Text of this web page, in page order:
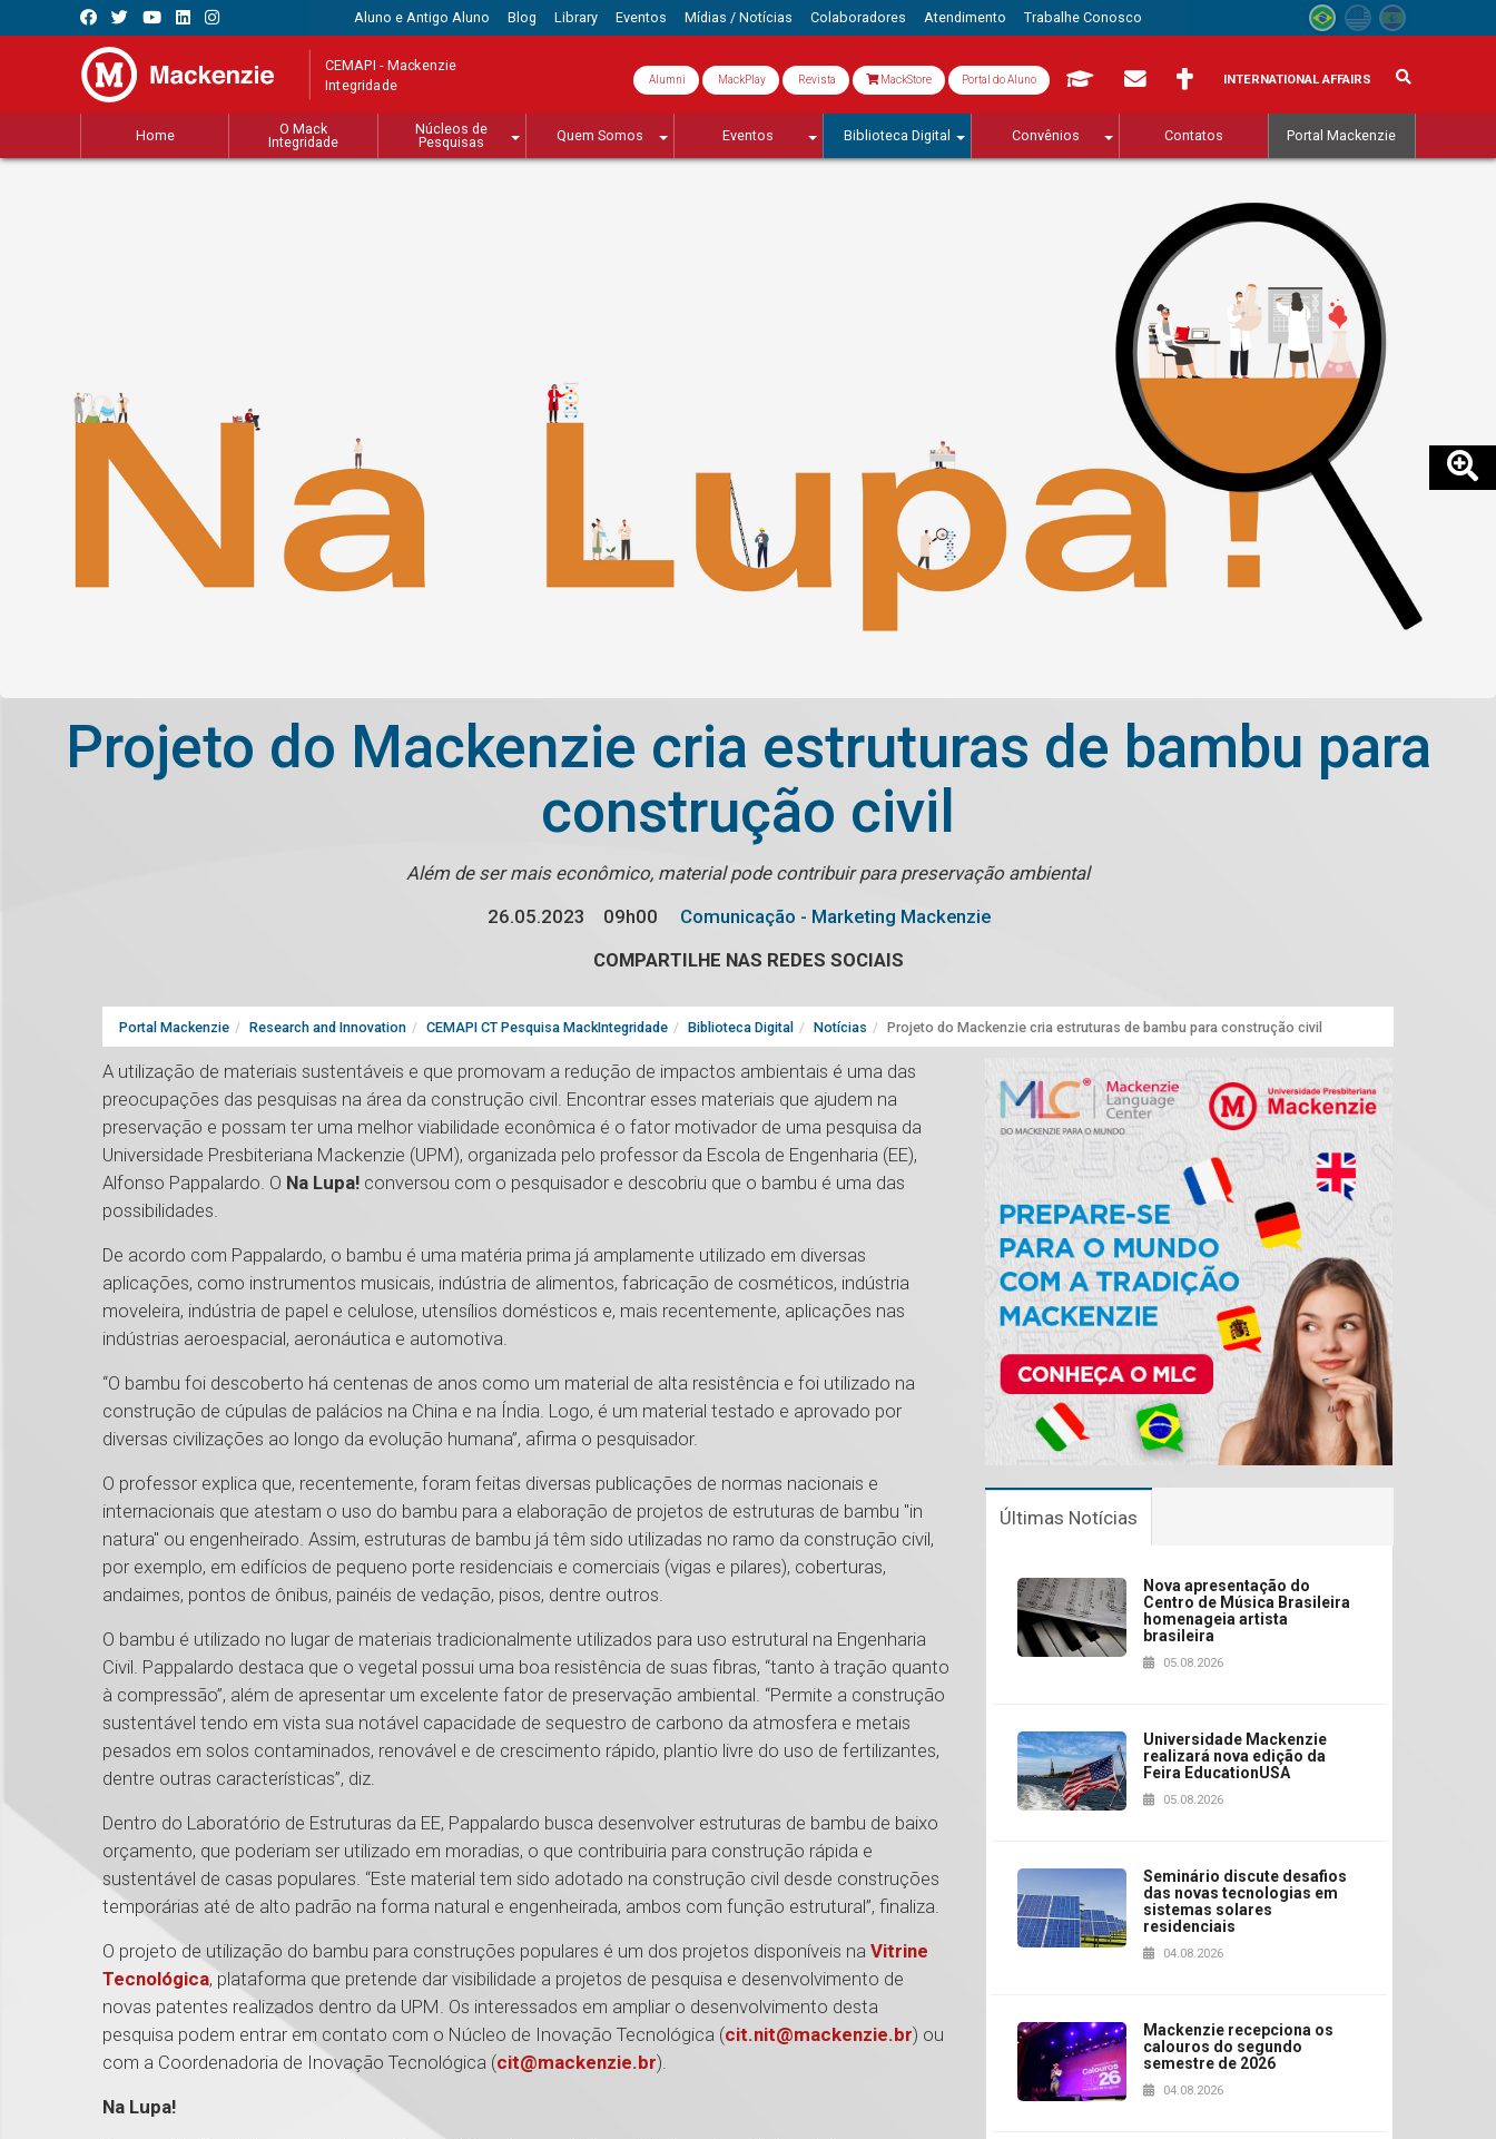
Aluno e Antigo Aluno Blog Library Eventos Mídias / Notícias Colaboradores Atendimento Trabalhe Conosco
CEMAPI - Mackenzie
Integridade Alumni MackPlay Revista MackStore Portal do Aluno INTERNATIONAL AFFAIRS
Home
O Mack
Integridade
Núcleos de
Pesquisas
Quem Somos Eventos Biblioteca Digital Convênios Contatos Portal Mackenzie
Projeto do Mackenzie cria estruturas de bambu para
construção civil
Além de ser mais econômico, material pode contribuir para preservação ambiental
26.05.2023
09h00
Comunicação - Marketing Mackenzie
COMPARTILHE NAS REDES SOCIAIS
Portal Mackenzie Research and Innovation CEMAPI CT Pesquisa MackIntegridade Biblioteca Digital Notícias Projeto do Mackenzie cria estruturas de bambu para construção civil
A utilização de materiais sustentáveis e que promovam a redução de impactos ambientais é uma das
preocupações das pesquisas na área da construção civil. Encontrar esses materiais que ajudem na
preservação e possam ter uma melhor viabilidade econômica é o fator motivador de uma pesquisa da
Universidade Presbiteriana Mackenzie (UPM), organizada pelo professor da Escola de Engenharia (EE),
Alfonso Pappalardo. O Na Lupa! conversou com o pesquisador e descobriu que o bambu é uma das
possibilidades.
De acordo com Pappalardo, o bambu é uma matéria prima já amplamente utilizado em diversas
aplicações, como instrumentos musicais, indústria de alimentos, fabricação de cosméticos, indústria
moveleira, indústria de papel e celulose, utensílios domésticos e, mais recentemente, aplicações nas
indústrias aeroespacial, aeronáutica e automotiva.
“O bambu foi descoberto há centenas de anos como um material de alta resistência e foi utilizado na
construção de cúpulas de palácios na China e na Índia. Logo, é um material testado e aprovado por
diversas civilizações ao longo da evolução humana”, afirma o pesquisador.
O professor explica que, recentemente, foram feitas diversas publicações de normas nacionais e
internacionais que atestam o uso do bambu para a elaboração de projetos de estruturas de bambu "in
natura" ou engenheirado. Assim, estruturas de bambu já têm sido utilizadas no ramo da construção civil,
por exemplo, em edifícios de pequeno porte residenciais e comerciais (vigas e pilares), coberturas,
andaimes, pontos de ônibus, painéis de vedação, pisos, dentre outros.
O bambu é utilizado no lugar de materiais tradicionalmente utilizados para uso estrutural na Engenharia
Civil. Pappalardo destaca que o vegetal possui uma boa resistência de suas fibras, “tanto à tração quanto
à compressão”, além de apresentar um excelente fator de preservação ambiental. “Permite a construção
sustentável tendo em vista sua notável capacidade de sequestro de carbono da atmosfera e metais
pesados em solos contaminados, renovável e de crescimento rápido, plantio livre do uso de fertilizantes,
dentre outras características”, diz.
Dentro do Laboratório de Estruturas da EE, Pappalardo busca desenvolver estruturas de bambu de baixo
orçamento, que poderiam ser utilizado em moradias, o que contribuiria para construção rápida e
sustentável de casas populares. “Este material tem sido adotado na construção civil desde construções
temporárias até de alto padrão na forma natural e engenheirada, ambos com função estrutural”, finaliza.
O projeto de utilização do bambu para construções populares é um dos projetos disponíveis na Vitrine
Tecnológica, plataforma que pretende dar visibilidade a projetos de pesquisa e desenvolvimento de
novas patentes realizados dentro da UPM. Os interessados em ampliar o desenvolvimento desta
pesquisa podem entrar em contato com o Núcleo de Inovação Tecnológica (cit.nit@mackenzie.br) ou
com a Coordenadoria de Inovação Tecnológica (cit@mackenzie.br).
Na Lupa!
Últimas Notícias
Nova apresentação do
Centro de Música Brasileira
homenageia artista
brasileira
05.08.2026
Universidade Mackenzie
realizará nova edição da
Feira EducationUSA
05.08.2026
Seminário discute desafios
das novas tecnologias em
sistemas solares
residenciais
04.08.2026
Mackenzie recepciona os
calouros do segundo
semestre de 2026
04.08.2026